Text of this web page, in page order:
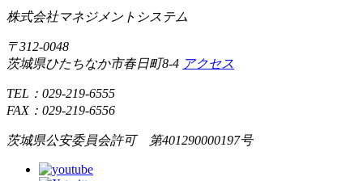
株式会社マネジメントシステム
〒312-0048
茨城県ひたちなか市春日町8-4 アクセス
TEL： 029-219-6555
FAX： 029-219-6556
茨城県公安委員会許可 第401290000197号